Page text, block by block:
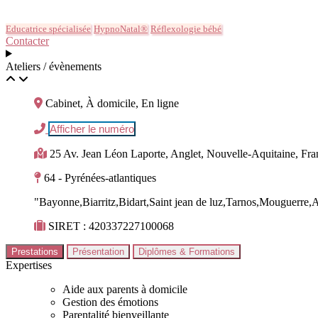
Educatrice spécialisée HypnoNatal® Réflexologie bébé
Contacter
Ateliers / évènements
Cabinet, À domicile, En ligne
Afficher le numéro
25 Av. Jean Léon Laporte, Anglet, Nouvelle-Aquitaine,
64 - Pyrénées-atlantiques
"Bayonne,Biarritz,Bidart,Saint jean de
SIRET : 420337227100068
Prestations Présentation Diplômes & Formations
Expertises
Aide aux parents à domicile
Gestion des émotions
Parentalité bienveillante